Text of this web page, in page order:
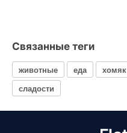
Связанные теги
животные еда хомяк
сладости